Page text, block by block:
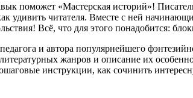
поможет «Мастерская историй»!
удивить читателя. Вместе с ней
Всё, что для этого понадобится:
и автора популярнейшего
жанров и описание их
инструкции, как сочинить